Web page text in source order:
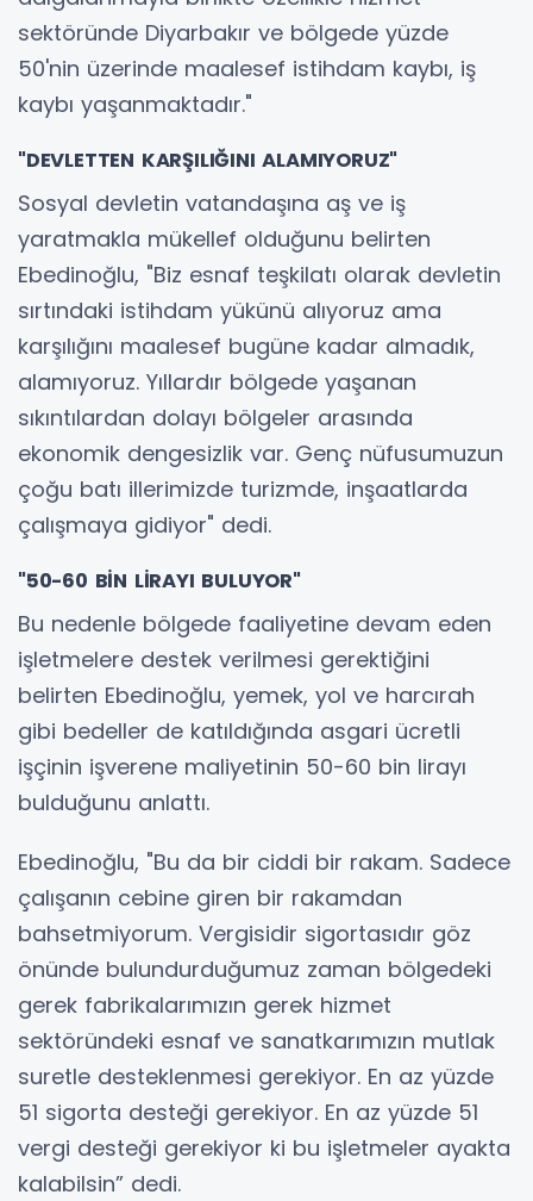
sektöründe Diyarbakır ve bölgede yüzde
50'nin üzerinde maalesef istihdam kaybı, iş
kaybı yaşanmaktadır."
"DEVLETTEN KARŞILIĞINI ALAMIYORUZ"
Sosyal devletin vatandaşına aş ve iş
yaratmakla mükellef olduğunu belirten
Ebedinoğlu, "Biz esnaf teşkilatı olarak devletin
sırtındaki istihdam yükünü alıyoruz ama
karşılığını maalesef bugüne kadar almadık,
alamıyoruz. Yıllardır bölgede yaşanan
sıkıntılardan dolayı bölgeler arasında
ekonomik dengesizlik var. Genç nüfusumuzun
çoğu batı illerimizde turizmde, inşaatlarda
çalışmaya gidiyor" dedi.
"50-60 BİN LİRAYI BULUYOR"
Bu nedenle bölgede faaliyetine devam eden
işletmelere destek verilmesi gerektiğini
belirten Ebedinoğlu, yemek, yol ve harcırah
gibi bedeller de katıldığında asgari ücretli
işçinin işverene maliyetinin 50-60 bin lirayı
bulduğunu anlattı.
Ebedinoğlu, "Bu da bir ciddi bir rakam. Sadece
çalışanın cebine giren bir rakamdan
bahsetmiyorum. Vergisidir sigortasıdır göz
önünde bulundurduğumuz zaman bölgedeki
gerek fabrikalarımızın gerek hizmet
sektöründeki esnaf ve sanatkarımızın mutlak
suretle desteklenmesi gerekiyor. En az yüzde
51 sigorta desteği gerekiyor. En az yüzde 51
vergi desteği gerekiyor ki bu işletmeler ayakta
kalabilsin” dedi.